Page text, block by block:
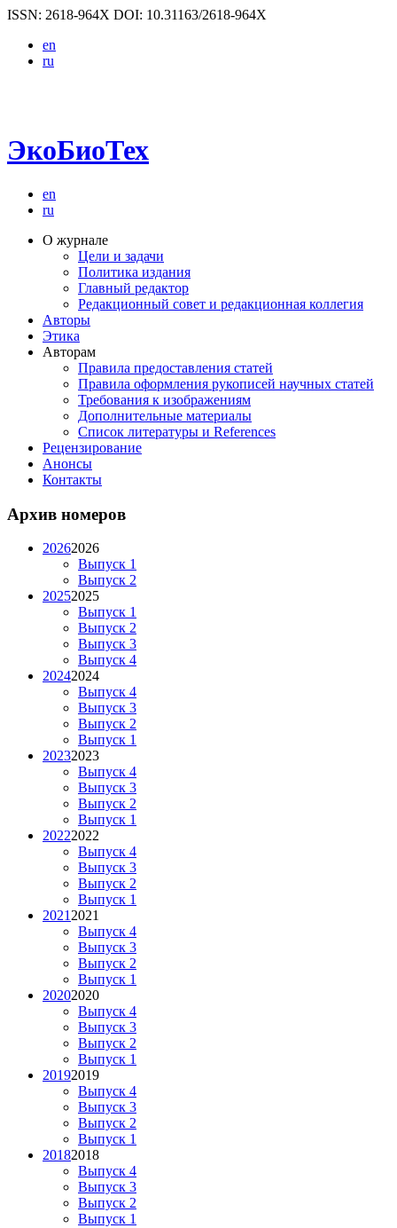
ISSN: 2618-964X DOI: 10.31163/2618-964X
en
ru
ЭкоБиоТех
en
ru
О журнале
Цели и задачи
Политика издания
Главный редактор
Редакционный совет и редакционная коллегия
Авторы
Этика
Авторам
Правила предоставления статей
Правила оформления рукописей научных статей
Требования к изображениям
Дополнительные материалы
Список литературы и References
Рецензирование
Анонсы
Контакты
Архив номеров
20262026
Выпуск 1
Выпуск 2
20252025
Выпуск 1
Выпуск 2
Выпуск 3
Выпуск 4
20242024
Выпуск 4
Выпуск 3
Выпуск 2
Выпуск 1
20232023
Выпуск 4
Выпуск 3
Выпуск 2
Выпуск 1
20222022
Выпуск 4
Выпуск 3
Выпуск 2
Выпуск 1
2021 2021
Выпуск 4
Выпуск 3
Выпуск 2
Выпуск 1
20202020
Выпуск 4
Выпуск 3
Выпуск 2
Выпуск 1
20192019
Выпуск 4
Выпуск 3
Выпуск 2
Выпуск 1
20182018
Выпуск 4
Выпуск 3
Выпуск 2
Выпуск 1